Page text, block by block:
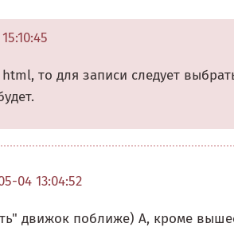
то для записи следует
04 13:04:52
движок поближе) А, кроме